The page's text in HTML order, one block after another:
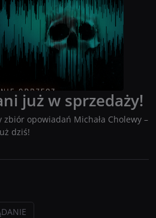
już w sprzedaży!
zbiór opowiadań Michała Cholewy –
dziś!